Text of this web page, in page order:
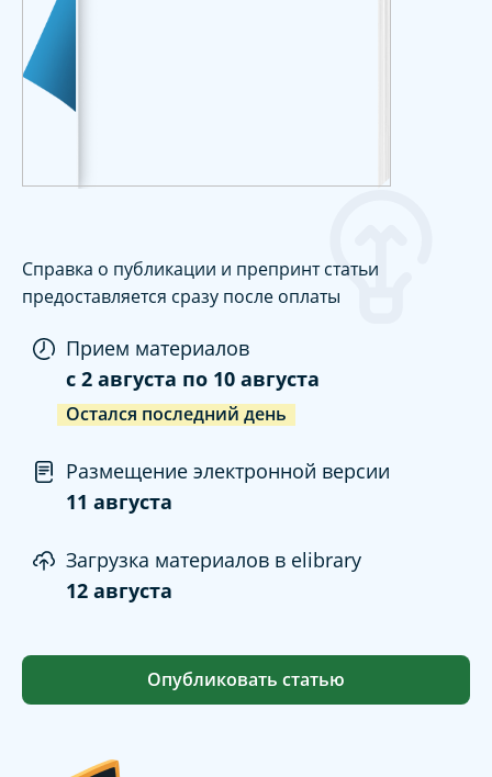
Справка о публикации и препринт статьи
предоставляется сразу после оплаты
Прием материалов
c 2 августа по 10 августа
Остался последний день
Размещение электронной версии
11 августа
Загрузка материалов в elibrary
12 августа
Опубликовать статью